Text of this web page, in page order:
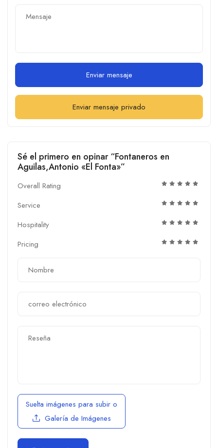
Enviar mensaje
Enviar mensaje privado
Sé el primero en opinar “Fontaneros en
Aguilas,Antonio «El Fonta»”
Overall Rating
Service
Hospitality
Pricing
Suelta imágenes para subir o
Galería de Imágenes